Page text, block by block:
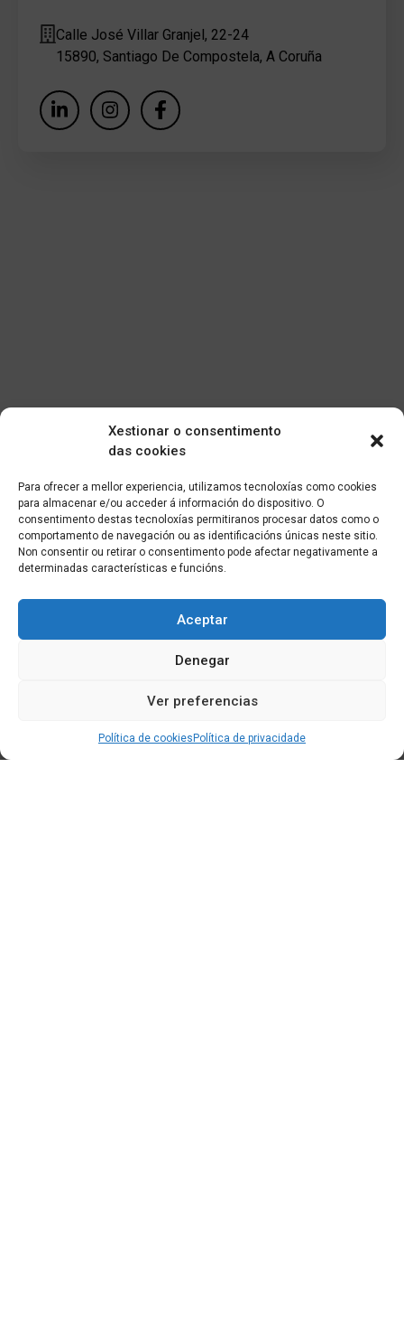
Xestionar o consentimento
das cookies
Para ofrecer a mellor experiencia, utilizamos tecnoloxías como cookies
para almacenar e/ou acceder á información do dispositivo. O
consentimento destas tecnoloxías permitiranos procesar datos como o
comportamento de navegación ou as identificacións únicas neste sitio.
Non consentir ou retirar o consentimento pode afectar negativamente a
determinadas características e funcións.
Aceptar
Denegar
Ver preferencias
Política de cookies Política de privacidade
Calle José Villar Granjel, 22-24
15890, Santiago De Compostela, A Coruña